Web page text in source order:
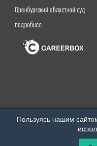
Оренбургский областной суд
подробнее
Пользуясь нашим
Оренбургский институт (филиал)
учреждения высшего образования
Все